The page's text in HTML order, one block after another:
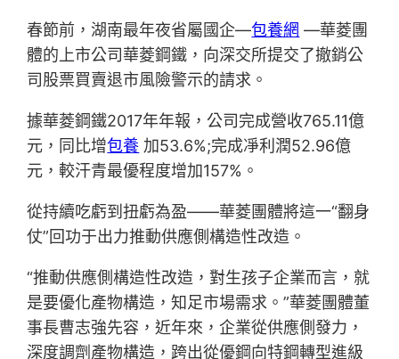
春節前，湖南最年夜省屬國企—包養網 —華菱團
體的上市公司華菱鋼鐵，向深交所提交了撤銷公
司股票買賣退市風險警示的請求。
據華菱鋼鐵2017年年報，公司完成營收765.11億
元，同比增包養 加53.6%;完成凈利潤52.96億
元，較汗青最優程度增加157%。
從持續吃虧到扭虧為盈——華菱團體將這一“翻身
仗”回功于出力推動供應側構造性改造。
“推動供應側構造性改造，對生孩子企業而言，就
是要優化產物構造，知足市場需求。”華菱團體董
事長曹志強先容，近年來，企業從供應側發力，
深度調劑產物構造，跨出從優鋼向特鋼轉型進級